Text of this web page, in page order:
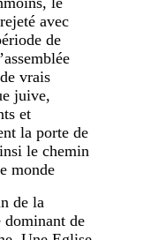
avec
de
vrais
juive,
et
la porte de
le chemin
monde
de la
dominant de